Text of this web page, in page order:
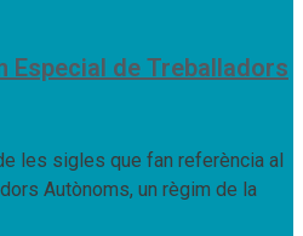
Especial de Treballadors
les sigles que fan referència al
Autònoms, un règim de la